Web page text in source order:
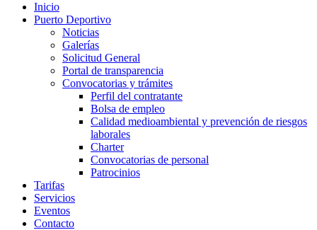
Inicio
Puerto Deportivo
Noticias
Galerías
Solicitud General
Portal de transparencia
Convocatorias y trámites
Perfil del contratante
Bolsa de empleo
Calidad medioambiental y prevención de riesgos
laborales
Charter
Convocatorias de personal
Patrocinios
Tarifas
Servicios
Eventos
Contacto